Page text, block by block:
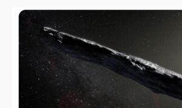
Systèmes & société sous contrôle
Nouvelles de l’antirépublique
Crises "Covid-19 & H1N1"
Guerre en Ukraine